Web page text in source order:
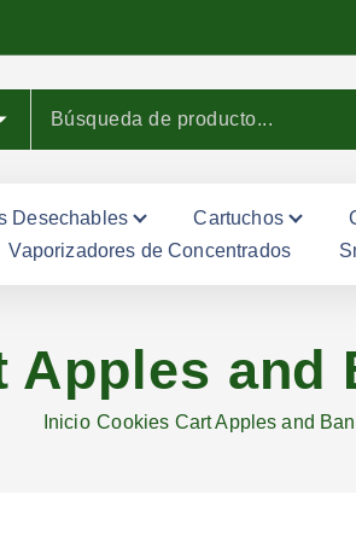
Desechables Cartuchos
Vaporizadores de Concentrados
Apples and
Inicio Cookies Cart Apples and